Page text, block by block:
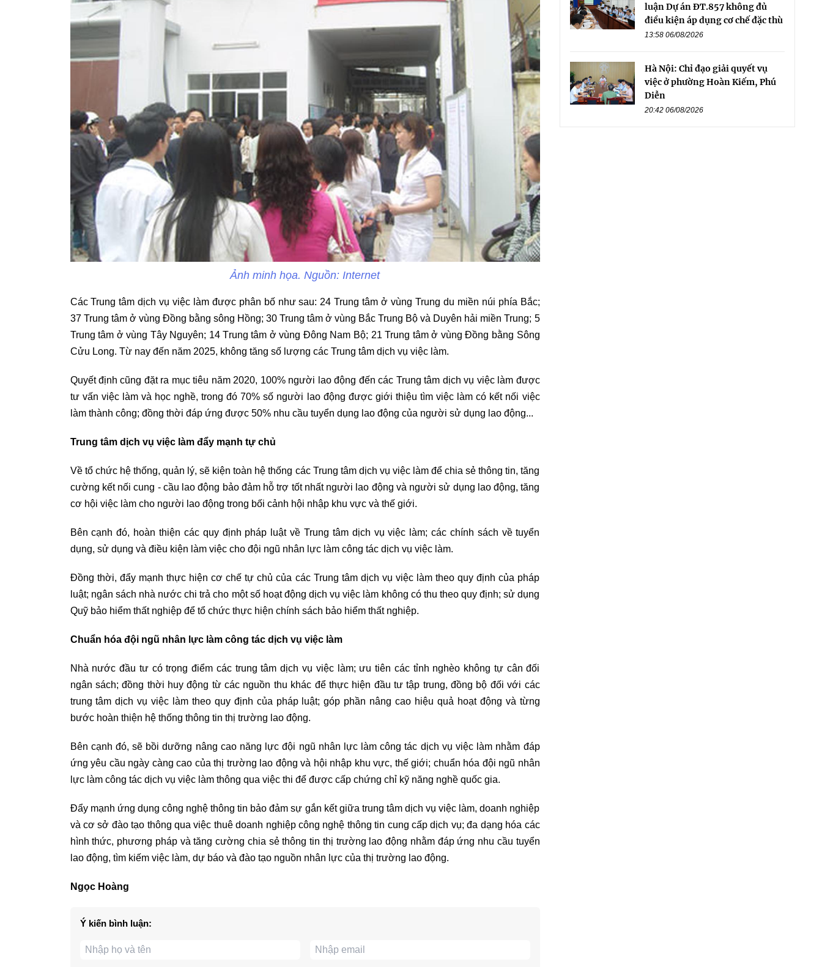
Ảnh minh họa. Nguồn: Internet
Các Trung tâm dịch vụ việc làm được phân bố như sau: 24 Trung tâm ở vùng Trung du miền núi phía Bắc;
37 Trung tâm ở vùng Đồng bằng sông Hồng; 30 Trung tâm ở vùng Bắc Trung Bộ và Duyên hải miền Trung; 5
Trung tâm ở vùng Tây Nguyên; 14 Trung tâm ở vùng Đông Nam Bộ; 21 Trung tâm ở vùng Đồng bằng Sông
Cửu Long. Từ nay đến năm 2025, không tăng số lượng các Trung tâm dịch vụ việc làm.
Quyết định cũng đặt ra mục tiêu năm 2020, 100% người lao động đến các Trung tâm dịch vụ việc làm được
tư vấn việc làm và học nghề, trong đó 70% số người lao động được giới thiệu tìm việc làm có kết nối việc
làm thành công; đồng thời đáp ứng được 50% nhu cầu tuyển dụng lao động của người sử dụng lao động...
Trung tâm dịch vụ việc làm đẩy mạnh tự chủ
Về tổ chức hệ thống, quản lý, sẽ kiện toàn hệ thống các Trung tâm dịch vụ việc làm để chia sẻ thông tin, tăng
cường kết nối cung - cầu lao động bảo đảm hỗ trợ tốt nhất người lao động và người sử dụng lao động, tăng
cơ hội việc làm cho người lao động trong bối cảnh hội nhập khu vực và thế giới.
Bên cạnh đó, hoàn thiện các quy định pháp luật về Trung tâm dịch vụ việc làm; các chính sách về tuyển
dụng, sử dụng và điều kiện làm việc cho đội ngũ nhân lực làm công tác dịch vụ việc làm.
Đồng thời, đẩy mạnh thực hiện cơ chế tự chủ của các Trung tâm dịch vụ việc làm theo quy định của pháp
luật; ngân sách nhà nước chi trả cho một số hoạt động dịch vụ việc làm không có thu theo quy định; sử dụng
Quỹ bảo hiểm thất nghiệp để tổ chức thực hiện chính sách bảo hiểm thất nghiệp.
Chuẩn hóa đội ngũ nhân lực làm công tác dịch vụ việc làm
Nhà nước đầu tư có trọng điểm các trung tâm dịch vụ việc làm; ưu tiên các tỉnh nghèo không tự cân đối
ngân sách; đồng thời huy động từ các nguồn thu khác để thực hiện đầu tư tập trung, đồng bộ đối với các
trung tâm dịch vụ việc làm theo quy định của pháp luật; góp phần nâng cao hiệu quả hoạt động và từng
bước hoàn thiện hệ thống thông tin thị trường lao động.
Bên cạnh đó, sẽ bồi dưỡng nâng cao năng lực đội ngũ nhân lực làm công tác dịch vụ việc làm nhằm đáp
ứng yêu cầu ngày càng cao của thị trường lao động và hội nhập khu vực, thế giới; chuẩn hóa đội ngũ nhân
lực làm công tác dịch vụ việc làm thông qua việc thi để được cấp chứng chỉ kỹ năng nghề quốc gia.
Đẩy mạnh ứng dụng công nghệ thông tin bảo đảm sự gắn kết giữa trung tâm dịch vụ việc làm, doanh nghiệp
và cơ sở đào tạo thông qua việc thuê doanh nghiệp công nghệ thông tin cung cấp dịch vụ; đa dạng hóa các
hình thức, phương pháp và tăng cường chia sẻ thông tin thị trường lao động nhằm đáp ứng nhu cầu tuyển
lao động, tìm kiếm việc làm, dự báo và đào tạo nguồn nhân lực của thị trường lao động.
Ngọc Hoàng
Ý kiến bình luận:
luận Dự án ĐT.857 không đủ
điều kiện áp dụng cơ chế đặc thù
13:58 06/08/2026
Hà Nội: Chỉ đạo giải quyết vụ
việc ở phường Hoàn Kiếm, Phú
Diễn
20:42 06/08/2026